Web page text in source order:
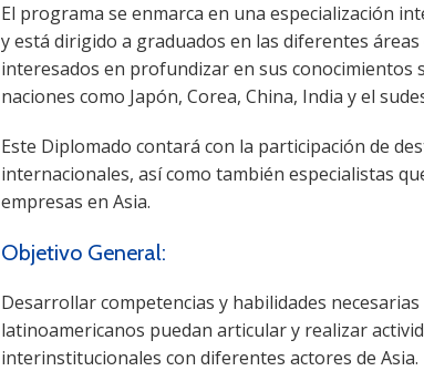
El programa se enmarca en una especialización
y está dirigido a graduados en las diferentes áreas
interesados ​​en profundizar en sus conocimientos
naciones como Japón, Corea, China, India y el
Este Diplomado contará con la participación de
internacionales, así como también especialistas
empresas en Asia.
Objetivo General:
Desarrollar competencias y habilidades
latinoamericanos puedan articular y realizar
interinstitucionales con diferentes actores de Asia.